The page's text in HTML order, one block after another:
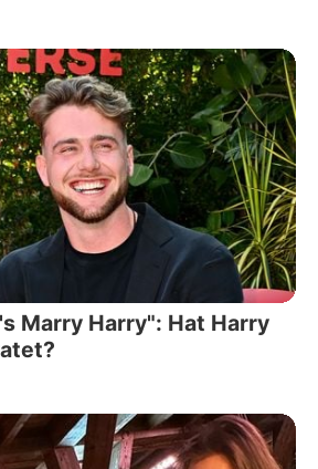
Marry Harry": Hat Harry